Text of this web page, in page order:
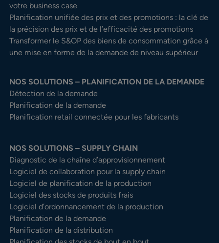
votre business case
Planification unifiée des prix et des promotions : la clé de
la précision des prix et de l’efficacité des promotions
Transformer le S&OP des biens de consommation grâce à
une mise en forme de la demande de niveau supérieur
NOS SOLUTIONS – PLANIFICATION DE LA DEMANDE
Détection de la demande
Planification de la demande
Planification retail connectée pour les fabricants
NOS SOLUTIONS – SUPPLY CHAIN
Diagnostic de la chaîne d’approvisionnement
Logiciel de collaboration pour la supply chain
Logiciel de planification de la production
Logiciel des stocks de produits frais
Logiciel d’ordonnancement de la production
Planification de la demande
Planification de la distribution